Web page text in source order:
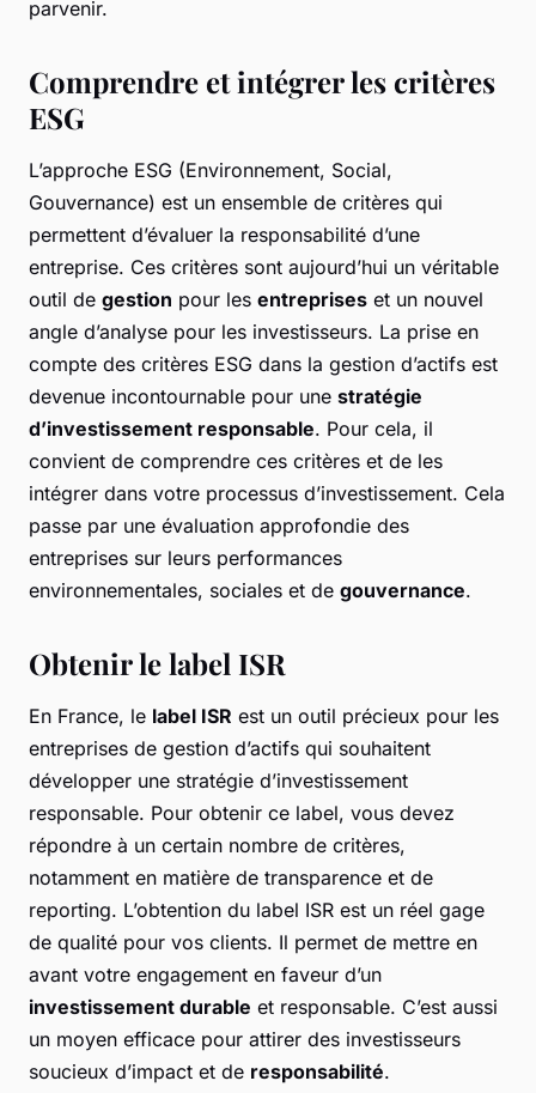
parvenir.
Comprendre et intégrer les critères
ESG
L’approche ESG (Environnement, Social,
Gouvernance) est un ensemble de critères qui
permettent d’évaluer la responsabilité d’une
entreprise. Ces critères sont aujourd’hui un véritable
outil de gestion pour les entreprises et un nouvel
angle d’analyse pour les investisseurs. La prise en
compte des critères ESG dans la gestion d’actifs est
devenue incontournable pour une stratégie
d’investissement responsable. Pour cela, il
convient de comprendre ces critères et de les
intégrer dans votre processus d’investissement. Cela
passe par une évaluation approfondie des
entreprises sur leurs performances
environnementales, sociales et de gouvernance.
Obtenir le label ISR
En France, le label ISR est un outil précieux pour les
entreprises de gestion d’actifs qui souhaitent
développer une stratégie d’investissement
responsable. Pour obtenir ce label, vous devez
répondre à un certain nombre de critères,
notamment en matière de transparence et de
reporting. L’obtention du label ISR est un réel gage
de qualité pour vos clients. Il permet de mettre en
avant votre engagement en faveur d’un
investissement durable et responsable. C’est aussi
un moyen efficace pour attirer des investisseurs
soucieux d’impact et de responsabilité.